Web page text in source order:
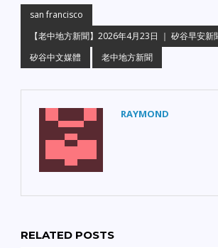
蘭聯合學區面臨嚴峻財務
危機，州政府接管陰影再
現。 【交通意外提醒】 聖
荷西發生一宗令人遺憾的
意外，一歲幼童在公寓車
邊車況。 祝大家今天平安
順心！ #老中新聞 #矽谷
早安 #奧克蘭 #聖荷西 #舊
金山 #灣區經濟 #安全第
san francisco
【老中地方新聞】2026年4月23日 ｜ 矽谷早安新
矽谷中文媒體
老中地方新聞
RAYMOND
RELATED POSTS